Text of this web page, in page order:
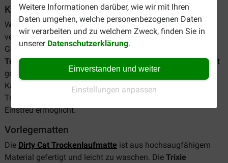
Weitere Informationen darüber, wie wir mit Ihren
Daten umgehen, welche personenbezogenen Daten
wir verarbeiten und zu welchem Zweck, finden Sie in
unserer Datenschutzerklärung.
Einverstanden und weiter
Einstellungen anpassen
Katzenstreu-Boxen
Wir verkaufen herkömmlicheKatzenklosmit Rand in drei
verschiedenen Farben, ein Katzenklo von Curvermit einem
Gitter an der Vorderseite und einem Geruchs-filter und ein
Trixie-Katzenklo
mit einem extra hohen Rand. Dieses Klo ist
geeignet, um jungen Katzen beizubringen, wie man das
Katzenklo benutzt. Das Katzenklo Berto verfügt über ein
Trennsystem, welches einen sparsamen Umgang mit dem
Einstreu ermöglicht.
Vorlegematten
Die Dirty Cat Trockenlaufmatte ist aus hochsaugfähigem
Material gefertigt und leicht zu waschen. Die Trixie